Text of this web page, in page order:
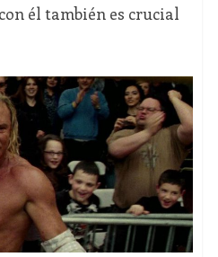
él también es crucial